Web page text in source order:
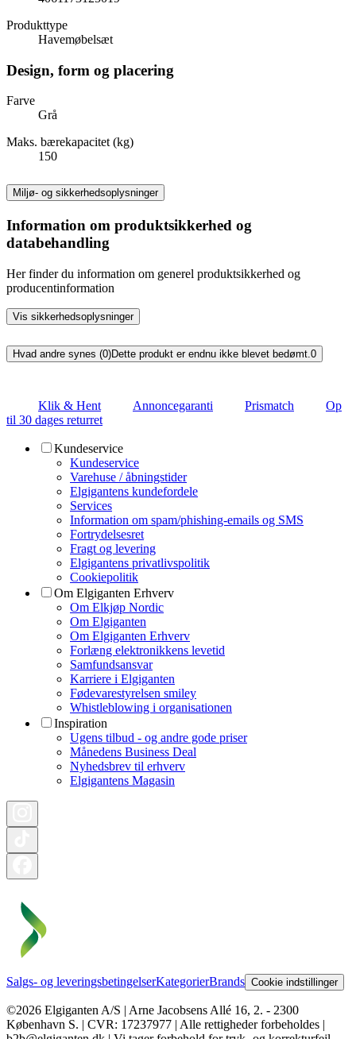
Produkttype
Havemøbelsæt
Design, form og placering
Farve
Grå
Maks. bærekapacitet (kg)
150
Miljø- og sikkerhedsoplysninger
Information om produktsikkerhed og
databehandling
Her finder du information om generel produktsikkerhed og
producentinformation
Vis sikkerhedsoplysninger
Hvad andre synes (0)Dette produkt er endnu ikke blevet bedømt. 0
Klik & Hent Annoncegaranti Prismatch
Op
til 30 dages returret
Kundeservice
Kundeservice
Varehuse / åbningstider
Elgigantens kundefordele
Services
Information om spam/phishing-emails og SMS
Fortrydelsesret
Fragt og levering
Elgigantens privatlivspolitik
Cookiepolitik
Om Elgiganten Erhverv
Om Elkjøp Nordic
Om Elgiganten
Om Elgiganten Erhverv
Forlæng elektronikkens levetid
Samfundsansvar
Karriere i Elgiganten
Fødevarestyrelsen smiley
Whistleblowing i organisationen
Inspiration
Ugens tilbud - og andre gode priser
Månedens Business Deal
Nyhedsbrev til erhverv
Elgigantens Magasin
Salgs- og leveringsbetingelserKategorierBrands Cookie indstillinger
©2026 Elgiganten A/S | Arne Jacobsens Allé 16, 2. - 2300
København S. | CVR: 17237977 | Alle rettigheder forbeholdes |